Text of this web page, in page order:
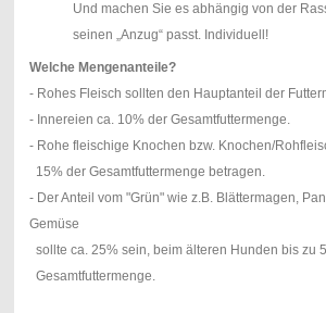
Und machen Sie es abhängig von der
seinen „Anzug“ passt. Individuell!
Welche Mengenanteile?
- Rohes Fleisch sollten den Hauptanteil der
- Innereien ca. 10% der Gesamtfuttermenge.
- Rohe fleischige Knochen bzw. Knochen/
15% der Gesamtfuttermenge betragen.
- Der Anteil vom "Grün" wie z.B. Blättermagen,
Gemüse
sollte ca. 25% sein, beim älteren Hunden bis zu
Gesamtfuttermenge.